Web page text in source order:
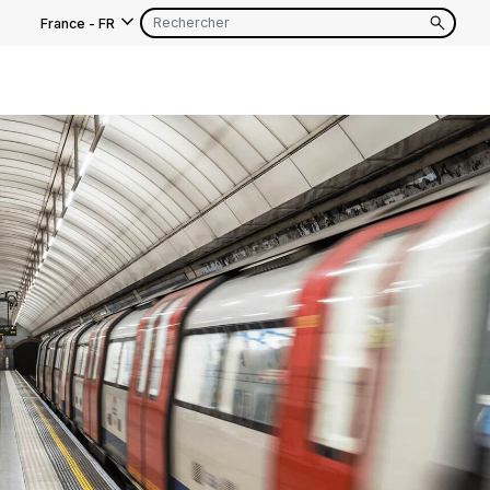
France - FR
EN FR
EN
FR
EN FR